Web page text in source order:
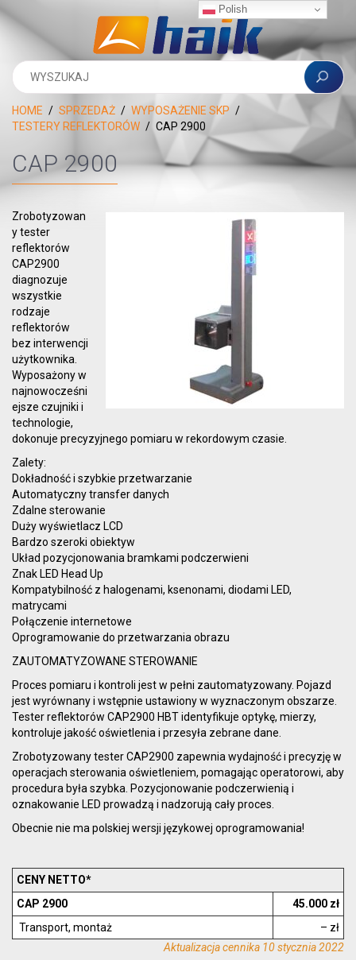
HOME SPRZEDAŻ
WYPOSAŻENIE SKP
TESTERY REFLEKTORÓW
CAP 2900
CAP 2900
Zrobotyzowan
y tester
reflektorów
CAP2900
diagnozuje
wszystkie
rodzaje
reflektorów
bez interwencji
użytkownika.
Wyposażony w
najnowocześni
ejsze czujniki i
technologie,
dokonuje precyzyjnego pomiaru w rekordowym czasie.
Zalety:
Dokładność i szybkie przetwarzanie
Automatyczny transfer danych
Zdalne sterowanie
Duży wyświetlacz LCD
Bardzo szeroki obiektyw
Układ pozycjonowania bramkami podczerwieni
Znak LED Head Up
Kompatybilność z halogenami, ksenonami, diodami LED,
matrycami
Połączenie internetowe
Oprogramowanie do przetwarzania obrazu
ZAUTOMATYZOWANE STEROWANIE
Proces pomiaru i kontroli jest w pełni zautomatyzowany. Pojazd
jest wyrównany i wstępnie ustawiony w wyznaczonym obszarze.
Tester reflektorów CAP2900 HBT identyfikuje optykę, mierzy,
kontroluje jakość oświetlenia i przesyła zebrane dane.
Zrobotyzowany tester CAP2900 zapewnia wydajność i precyzję w
operacjach sterowania oświetleniem, pomagając operatorowi, aby
procedura była szybka. Pozycjonowanie podczerwienią i
oznakowanie LED prowadzą i nadzorują cały proces.
Obecnie nie ma polskiej wersji językowej oprogramowania!
CENY NETTO*
CAP 2900
45.000 zł
Transport, montaż
– zł
Aktualizacja cennika 10 stycznia 2022
Polish